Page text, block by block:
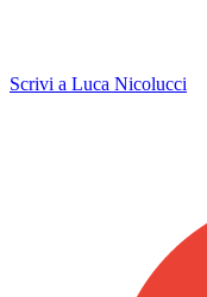
Scrivi a Luca Nicolucci